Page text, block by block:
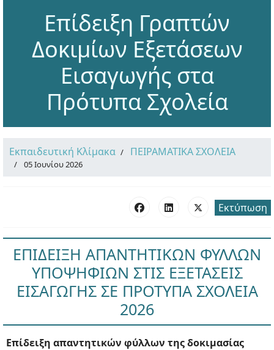
Επίδειξη Γραπτών
Δοκιμίων Εξετάσεων
Εισαγωγής στα
Πρότυπα Σχολεία
Εκπαιδευτική Κλίμακα ΠΕΙΡΑΜΑΤΙΚΑ ΣΧΟΛΕΙΑ
05 Ιουνίου 2026
Εκτύπωση
ΕΠΙΔΕΙΞΗ ΑΠΑΝΤΗΤΙΚΩΝ ΦΥΛΛΩΝ
ΥΠΟΨΗΦΙΩΝ ΣΤΙΣ ΕΞΕΤΑΣΕΙΣ
ΕΙΣΑΓΩΓΗΣ ΣΕ ΠΡΟΤΥΠΑ ΣΧΟΛΕΙΑ
2026
Eπίδειξη απαντητικών φύλλων της δοκιμασίας